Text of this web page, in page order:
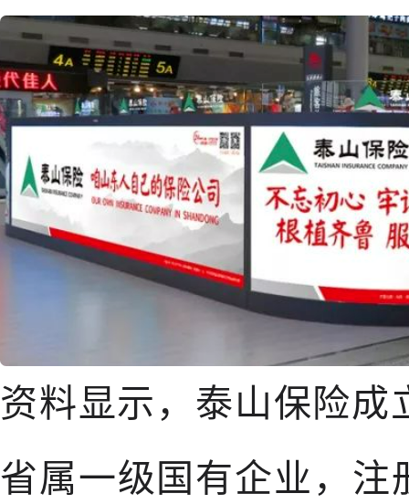
资料显示，泰山保险成
省属一级国有企业，注